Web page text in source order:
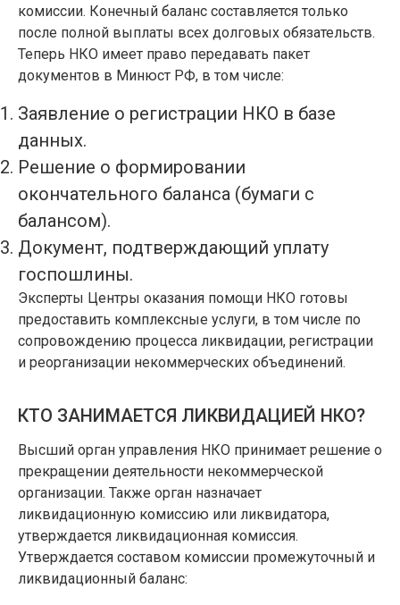
комиссии. Конечный баланс составляется только
после полной выплаты всех долговых обязательств.
Теперь НКО имеет право передавать пакет
документов в Минюст РФ, в том числе:
Заявление о регистрации НКО в базе
данных.
Решение о формировании
окончательного баланса (бумаги с
балансом).
Документ, подтверждающий уплату
госпошлины.
Эксперты Центры оказания помощи НКО готовы
предоставить комплексные услуги, в том числе по
сопровождению процесса ликвидации, регистрации
и реорганизации некоммерческих объединений.
КТО ЗАНИМАЕТСЯ ЛИКВИДАЦИЕЙ НКО?
Высший орган управления НКО принимает решение о
прекращении деятельности некоммерческой
организации. Также орган назначает
ликвидационную комиссию или ликвидатора,
утверждается ликвидационная комиссия.
Утверждается составом комиссии промежуточный и
ликвидационный баланс: